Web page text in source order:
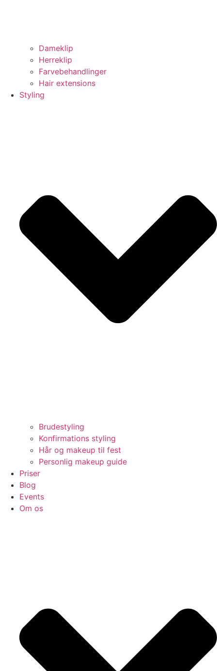
Dameklip
Herreklip
Farvebehandlinger
Hair extensions
Styling
Brudestyling
Konfirmations styling
Hår og makeup til fest
Personlig makeup guide
Priser
Blog
Events
Om os